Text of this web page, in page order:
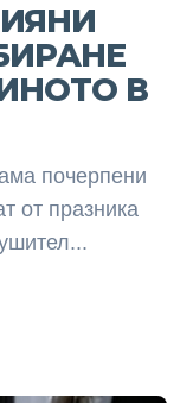
В
почерпени
от празника